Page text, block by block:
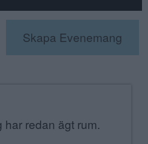
Skapa Evenemang
har redan ägt rum.